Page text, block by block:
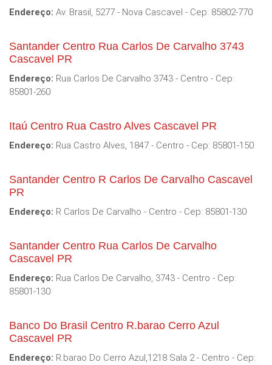
Endereço: Av. Brasil, 5277 - Nova Cascavel - Cep: 85802-770
Santander Centro Rua Carlos De Carvalho 3743
Cascavel PR
Endereço: Rua Carlos De Carvalho 3743 - Centro - Cep:
85801-260
Itaú Centro Rua Castro Alves Cascavel PR
Endereço: Rua Castro Alves, 1847 - Centro - Cep: 85801-150
Santander Centro R Carlos De Carvalho Cascavel
PR
Endereço: R Carlos De Carvalho - Centro - Cep: 85801-130
Santander Centro Rua Carlos De Carvalho
Cascavel PR
Endereço: Rua Carlos De Carvalho, 3743 - Centro - Cep:
85801-130
Banco Do Brasil Centro R.barao Cerro Azul
Cascavel PR
Endereço: R.barao Do Cerro Azul,1218 Sala 2 - Centro - Cep: